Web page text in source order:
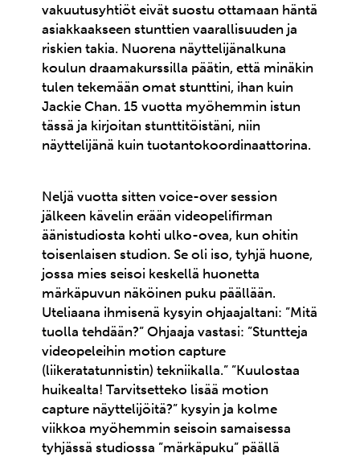
vakuutusyhtiöt eivät suostu ottamaan häntä
asiakkaakseen stunttien vaarallisuuden ja
riskien takia. Nuorena näyttelijänalkuna
koulun draamakurssilla päätin, että minäkin
tulen tekemään omat stunttini, ihan kuin
Jackie Chan. 15 vuotta myöhemmin istun
tässä ja kirjoitan stunttitöistäni, niin
näyttelijänä kuin tuotantokoordinaattorina.
Neljä vuotta sitten voice-over session
jälkeen kävelin erään videopelifirman
äänistudiosta kohti ulko-ovea, kun ohitin
toisenlaisen studion. Se oli iso, tyhjä huone,
jossa mies seisoi keskellä huonetta
märkäpuvun näköinen puku päällään.
Uteliaana ihmisenä kysyin ohjaajaltani: ”Mitä
tuolla tehdään?” Ohjaaja vastasi: ”Stuntteja
videopeleihin motion capture
(liikeratatunnistin) tekniikalla.” ”Kuulostaa
huikealta! Tarvitsetteko lisää motion
capture näyttelijöitä?” kysyin ja kolme
viikkoa myöhemmin seisoin samaisessa
tyhjässä studiossa ”märkäpuku” päällä